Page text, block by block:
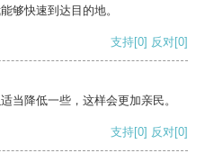
够快速到达目的地。
支持[0] 反对[0]
当降低一些，这样会更加亲民。
支持[0] 反对[0]